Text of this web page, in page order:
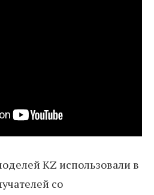
KZ использовали в
со